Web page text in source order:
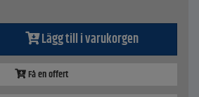
Lägg till i varukorgen
Få en offert